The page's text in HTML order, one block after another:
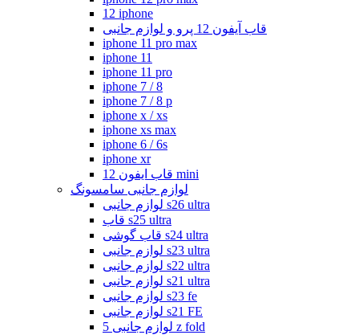
12 iphone
قاب آیفون 12 پرو و لوازم جانبی
iphone 11 pro max
iphone 11
iphone 11 pro
iphone 7 / 8
iphone 7 / 8 p
iphone x / xs
iphone xs max
iphone 6 / 6s
iphone xr
قاب ایفون 12 mini
لوازم جانبی سامسونگ
لوازم جانبی s26 ultra
قاب s25 ultra
قاب گوشی s24 ultra
لوازم جانبی s23 ultra
لوازم جانبی s22 ultra
لوازم جانبی s21 ultra
لوازم جانبی s23 fe
لوازم جانبی s21 FE
لوازم جانبی 5 z fold